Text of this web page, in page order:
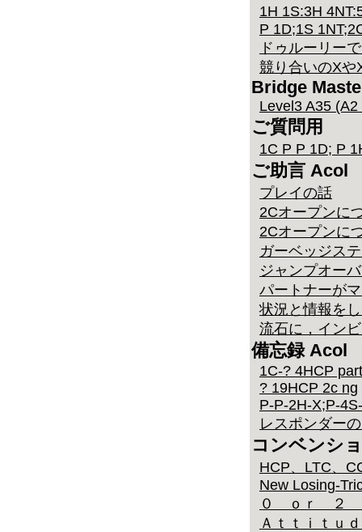
1H 1S:3H
P 1D;1S
ドゥルーリー
競り合いのXや
Bridge
Level3 A35
ご質問用
1C P P 1D; P
ご助言 Acol
プレイの話
2Cオープンに
2Cオープンに
ガーベッジス
ジャンプオー
パートナーが
状況と情報を
流石に，イン
備忘録 Acol
1C-? 4HCP
? 19HCP 2c ng
P-P-2H-X;P-
レスポンダー
コンベンシ
HCP、LTC、
New Losing-
０ ｏｒ ２
Ａｔｔｉｔｕ